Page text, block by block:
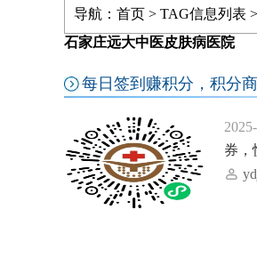
导航： 首页 > TAG信息列表
石家庄远大中医皮肤病医院
每日签到赚积分，积分
券，